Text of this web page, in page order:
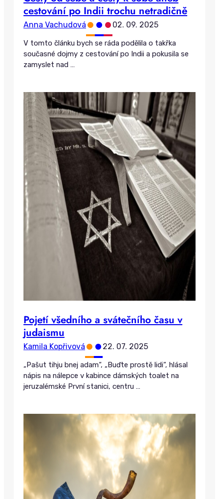
cestování po Indii trochu netradičně
Anna Vachudová•••02. 09. 2025
V tomto článku bych se ráda podělila o takřka
současné dojmy z cestování po Indii a pokusila se
zamyslet nad …
Pojetí všedního a svátečního času v
judaismu
Kamila Kopřivová •• 22. 07. 2025
„Pašut tihju bnej adam“, „Buďte prostě lidi“, hlásal
nápis na nálepce v kabince dámských toalet na
jeruzalémské První stanici, centru …